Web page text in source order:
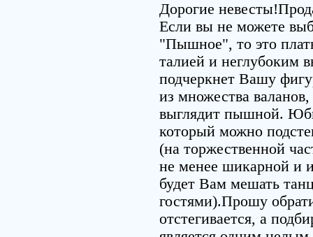
Дорогие
Если вы не можете
"Пышное", то это
талией и неглубоким
подчеркнет Вашу
из множества
выглядит пышной.
который можно
(на торжественной
не менее шикарной и
будет Вам мешать
гостями).Прошу
отстегивается, а